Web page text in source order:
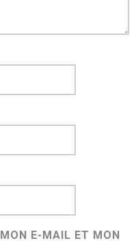
E-MAIL ET MON